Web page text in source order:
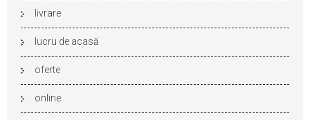
livrare
lucru de acasă
oferte
online